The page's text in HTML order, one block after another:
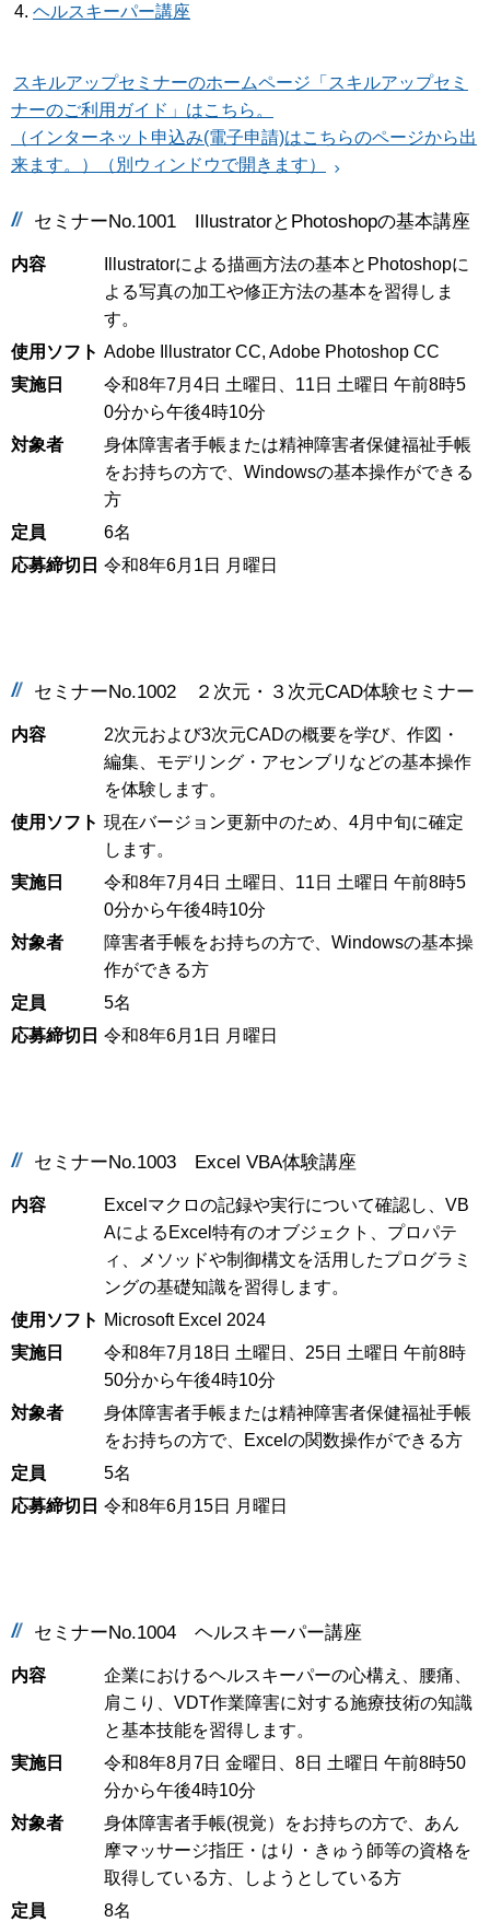
ヘルスキーパー講座
スキルアップセミナーのホームページ「スキルアップセミ
ナーのご利用ガイド」はこちら。
（インターネット申込み(電子申請)はこちらのページから出
来ます。）（別ウィンドウで開きます）
セミナーNo.1001 IllustratorとPhotoshopの基本講座
内容
Illustratorによる描画方法の基本とPhotoshopに
よる写真の加工や修正方法の基本を習得しま
す。
使用ソフト Adobe Illustrator CC, Adobe Photoshop CC
実施日
令和8年7月4日 土曜日、11日 土曜日 午前8時5
0分から午後4時10分
対象者
身体障害者手帳または精神障害者保健福祉手帳
をお持ちの方で、Windowsの基本操作ができる
方
定員
6名
応募締切日 令和8年6月1日 月曜日
セミナーNo.1002 ２次元・３次元CAD体験セミナー
内容
2次元および3次元CADの概要を学び、作図・
編集、モデリング・アセンブリなどの基本操作
を体験します。
使用ソフト 現在バージョン更新中のため、4月中旬に確定
します。
実施日
令和8年7月4日 土曜日、11日 土曜日 午前8時5
0分から午後4時10分
対象者
障害者手帳をお持ちの方で、Windowsの基本操
作ができる方
定員
5名
応募締切日 令和8年6月1日 月曜日
セミナーNo.1003 Excel VBA体験講座
内容
Excelマクロの記録や実行について確認し、VB
AによるExcel特有のオブジェクト、プロパテ
ィ、メソッドや制御構文を活用したプログラミ
ングの基礎知識を習得します。
使用ソフト Microsoft Excel 2024
実施日
令和8年7月18日 土曜日、25日 土曜日 午前8時
50分から午後4時10分
対象者
身体障害者手帳または精神障害者保健福祉手帳
をお持ちの方で、Excelの関数操作ができる方
定員
5名
応募締切日 令和8年6月15日 月曜日
セミナーNo.1004 ヘルスキーパー講座
内容
企業におけるヘルスキーパーの心構え、腰痛、
肩こり、VDT作業障害に対する施療技術の知識
と基本技能を習得します。
実施日
令和8年8月7日 金曜日、8日 土曜日 午前8時50
分から午後4時10分
対象者
身体障害者手帳(視覚）をお持ちの方で、あん
摩マッサージ指圧・はり・きゅう師等の資格を
取得している方、しようとしている方
定員
8名